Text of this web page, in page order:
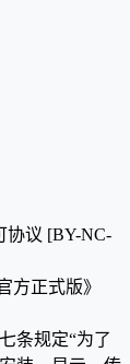
协议 [BY-NC-
方正式版》
条规定“为了